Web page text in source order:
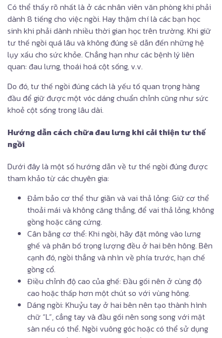
Có thể thấy rõ nhất là ở các nhân viên văn phòng khi phải
dành 8 tiếng cho việc ngồi. Hay thậm chí là các bạn học
sinh khi phải dành nhiều thời gian học trên trường. Khi giữ
tư thế ngồi quá lâu và không đúng sẽ dẫn đến những hệ
lụy xấu cho sức khỏe. Chẳng hạn như các bệnh lý liên
quan: đau lưng, thoái hoá cột sống, v.v.
Do đó, tư thế ngồi đúng cách là yếu tố quan trọng hàng
đầu để giữ được một vóc dáng chuẩn chỉnh cũng như sức
khoẻ cột sống trong lâu dài.
Hướng dẫn cách chữa đau lưng khi cải thiện tư thế
ngồi
Dưới đây là một số hướng dẫn về tư thế ngồi đúng được
tham khảo từ các chuyên gia:
Đảm bảo cơ thể thư giãn và vai thả lỏng: Giữ cơ thể
thoải mái và không căng thẳng, để vai thả lỏng, không
gồng hoặc căng cứng.
Cân bằng cơ thể: Khi ngồi, hãy đặt mông vào lưng
ghế và phân bố trọng lượng đều ở hai bên hông. Bên
cạnh đó, ngồi thẳng và nhìn về phía trước, hạn chế
gồng cổ.
Điều chỉnh độ cao của ghế: Đầu gối nên ở cùng độ
cao hoặc thấp hơn một chút so với vùng hông.
Dáng ngồi: Khuỷu tay ở hai bên nên tạo thành hình
chữ “L”, cẳng tay và đầu gối nên song song với mặt
sàn nếu có thể. Ngồi vuông góc hoặc có thể sử dụng